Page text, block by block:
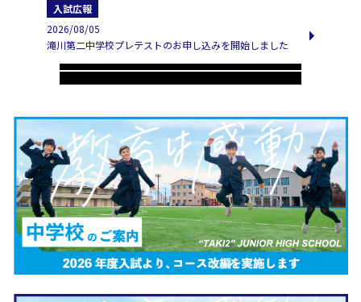
入試広報
2026/08/05
滝川第二中学校プレテストのお申し込みを開始しました